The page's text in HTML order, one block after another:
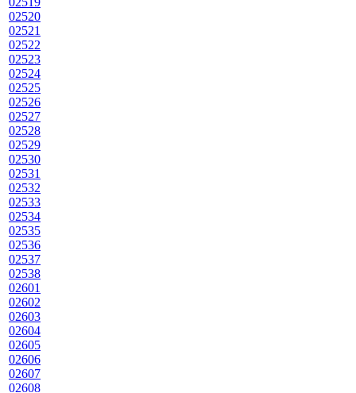
02520
02521
02522
02523
02524
02525
02526
02527
02528
02529
02530
02531
02532
02533
02534
02535
02536
02537
02538
02601
02602
02603
02604
02605
02606
02607
02608